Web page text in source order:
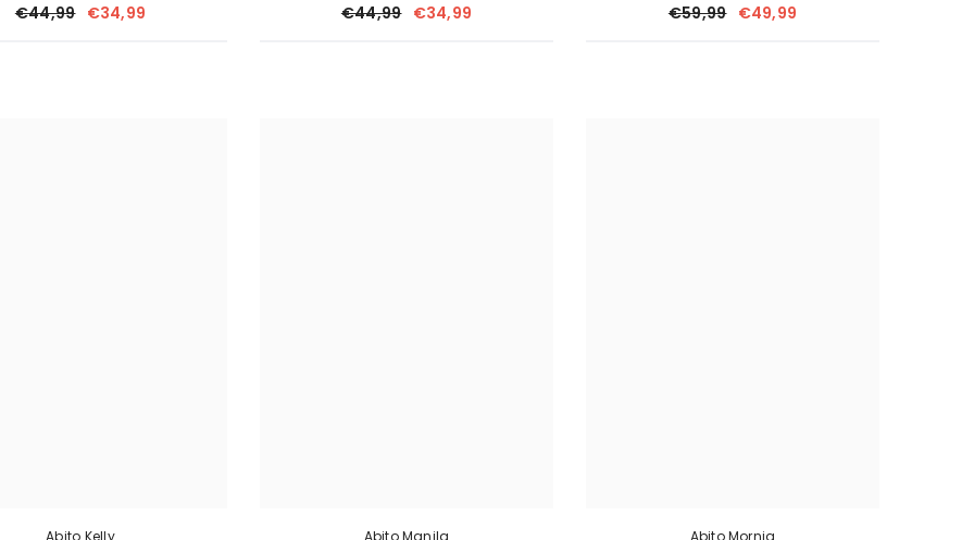
€44,99 €34,99 €44,99 €34,99 €59,99 €49,99
Abito Kelly Abito Manila Abito Mornig